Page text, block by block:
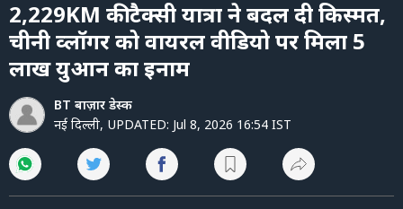
पर्सनल
फाइनेंस
टेक्नोलॉजी
म्यूचु्अल
फंड
ऑटो
मार्केट
minute,
55
seconds
2,229KM की टैक्सी यात्रा ने बदल दी किस्मत,
चीनी व्लॉगर को वायरल वीडियो पर मिला 5
लाख युआन का इनाम
BT बाज़ार डेस्क
नई दिल्ली, UPDATED: Jul 8, 2026 16:54 IST